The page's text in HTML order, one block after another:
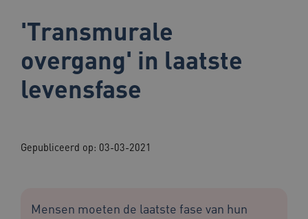
'Transmurale
overgang' in laatste
levensfase
Gepubliceerd op: 03-03-2021
Mensen moeten de laatste fase van hun